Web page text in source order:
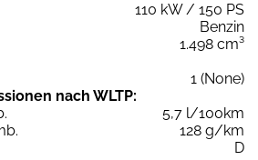
110 kW / 150 PS
Benzin
1.498 cm³
1 (None)
nach WLTP:
5,7 l/100km
128 g/km
D